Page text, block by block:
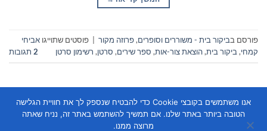
פורסם בביקור בית - משוררים וסופרים,פרוזה מקור פוסטים שתוייגו אביחי
קמחי,ביקור בית,הוצאת צור-אות, ספר שירים, סרטן, רשימון סרטן 2 תגובות
אנו משתמשים בקובצי Cookie כדי להבטיח שנספק לך את חוויית הגלישה
הטובה ביותר באתר שלנו. אם תמשיך להשתמש באתר זה, נניח שאתה
מרוצה ממנו.